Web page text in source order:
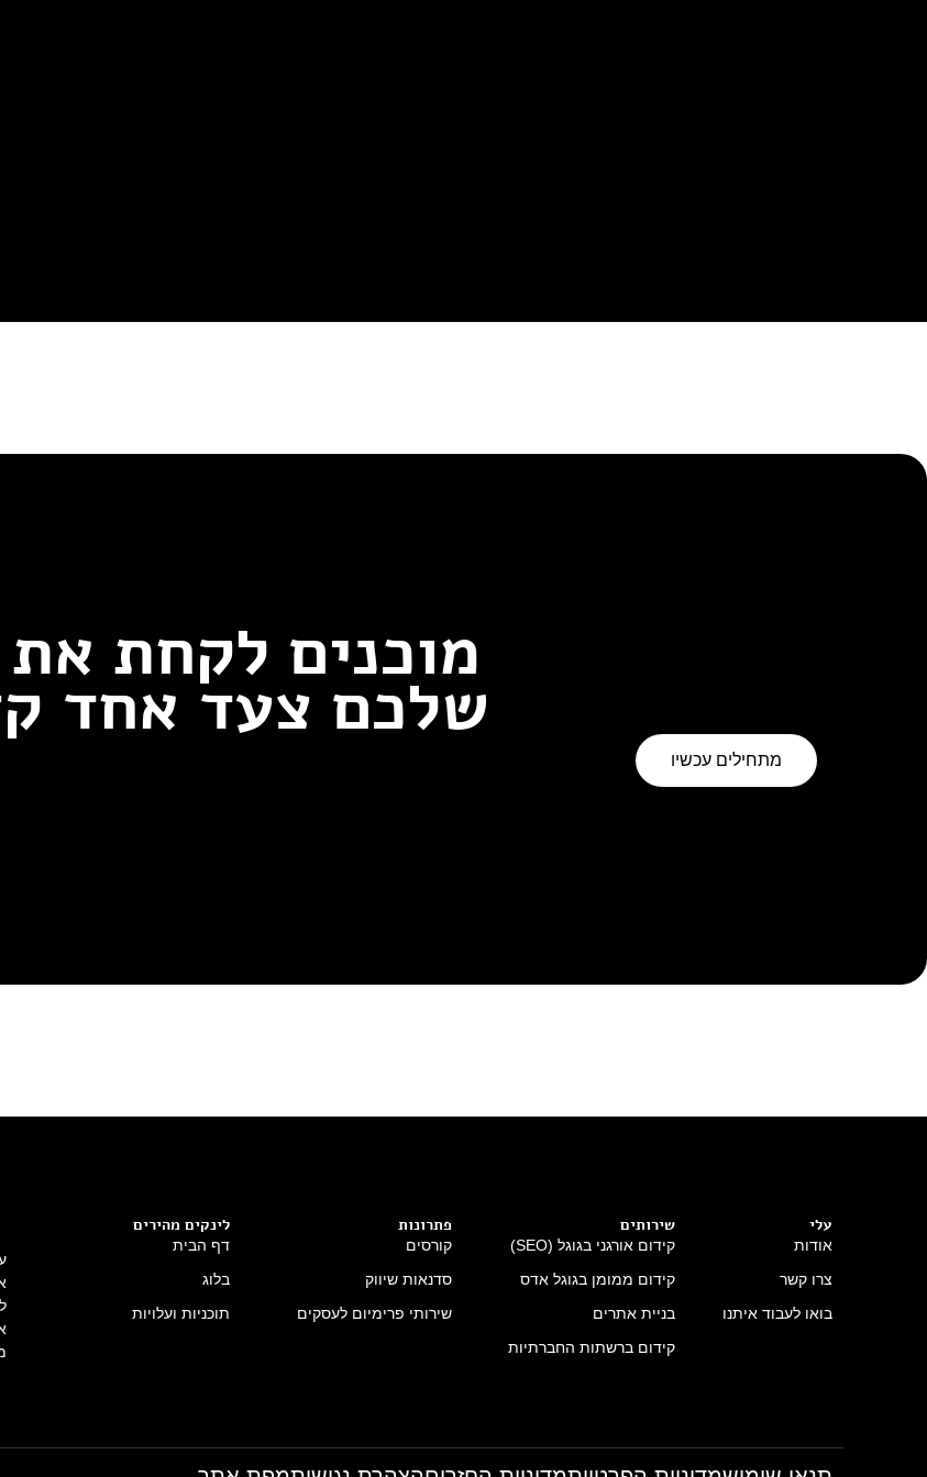
מוכנים לקחת
שלכם צעד אחד
מתחילים עכשיו
לינקים מהירים
דף הבית
בלוג
תוכניות ועלויות
פתרונות
קורסים
סדנאות שיווק
שירותי פרימיום לעסקים
שירותים
קידום אורגני בגוגל (SEO)
קידום ממומן בגוגל אדס
בניית אתרים
קידום ברשתות החברתיות
עלי
אודות
צרו קשר
בואו לעבוד איתנו